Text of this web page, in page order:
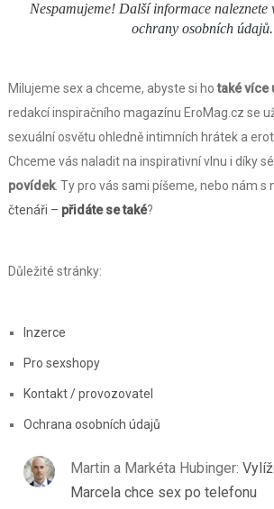
Nespamujeme! Další informace naleznete
ochrany osobních údajů.
Milujeme sex a chceme, abyste si hotaké více
redakcí inspiračního magazínu EroMag.cz se
sexuální osvětu ohledně intimních hrátek a
Chceme vás naladit na inspirativní vlnu i díky
povídek. Ty pro vás sami píšeme, nebo nám s
čtenáři – přidáte se také?
Důležité stránky:
Inzerce
Pro sexshopy
Kontakt / provozovatel
Ochrana osobních údajů
Martin a Markéta Hubinger:
Marcela chce sex po telefonu